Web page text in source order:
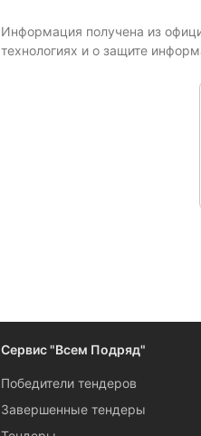
Информация получена из
технологиях и о защите
Сервис "Всем Подряд"
Победители тендеров
Завершенные тендеры